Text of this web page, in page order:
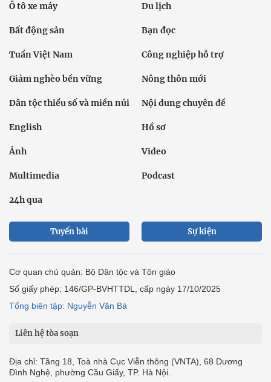
Ô tô xe máy Du lịch
Bất động sản Bạn đọc
Tuần Việt Nam Công nghiệp hỗ trợ
Giảm nghèo bền vững Nông thôn mới
Dân tộc thiểu số và miền núi Nội dung chuyên đề
English Hồ sơ
Ảnh Video
Multimedia Podcast
24h qua
Tuyến bài Sự kiện
Cơ quan chủ quản: Bộ Dân tộc và Tôn giáo
Số giấy phép: 146/GP-BVHTTDL, cấp ngày 17/10/2025
Tổng biên tập: Nguyễn Văn Bá
Liên hệ tòa soạn
Địa chỉ: Tầng 18, Toà nhà Cục Viễn thông (VNTA), 68 Dương
Đình Nghệ, phường Cầu Giấy, TP. Hà Nội.